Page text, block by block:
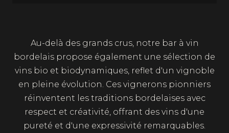
Au-delà des grands crus, notre bar à vin
bordelais propose également une sélection de
vins bio et biodynamiques, reflet d'un vignoble
en pleine évolution. Ces vignerons pionniers
réinventent les traditions bordelaises avec
respect et créativité, offrant des vins d'une
pureté et d'une expressivité remarquables.